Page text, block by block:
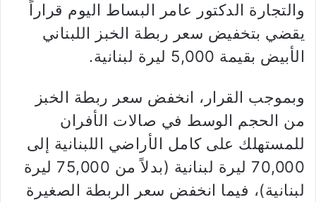
والتجارة الدكتور عامر البساط اليوم قراراً
يقضي بتخفيض سعر ربطة الخبز اللبناني
الأبيض بقيمة 5,000 ليرة لبنانية.
وبموجب القرار، انخفض سعر ربطة الخبز
من الحجم الوسط في صالات الأفران
للمستهلك على كامل الأراضي اللبنانية إلى
70,000 ليرة لبنانية (بدلاً من 75,000 ليرة
لبنانية)، فيما انخفض سعر الربطة الصغيرة